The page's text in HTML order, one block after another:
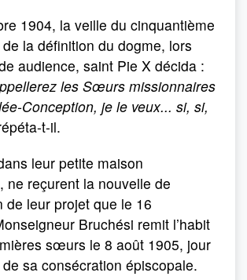
1904, la veille du cinquantième
la définition du dogme, lors
audience, saint Pie X décida :
les Sœurs missionnaires
Conception, je le veux... si, si,
t-il.
leur petite maison
ne reçurent la nouvelle de
de leur projet que le 16
Bruchési remit l’habit
sœurs le 8 août 1905, jour
sa consécration épiscopale.